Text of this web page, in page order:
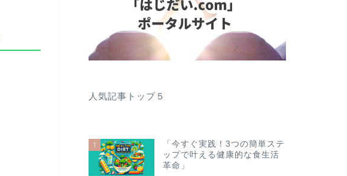
人気記事トップ５
1
「今すぐ実践！3つの簡単ステ
ップで叶える健康的な食生活
革命」